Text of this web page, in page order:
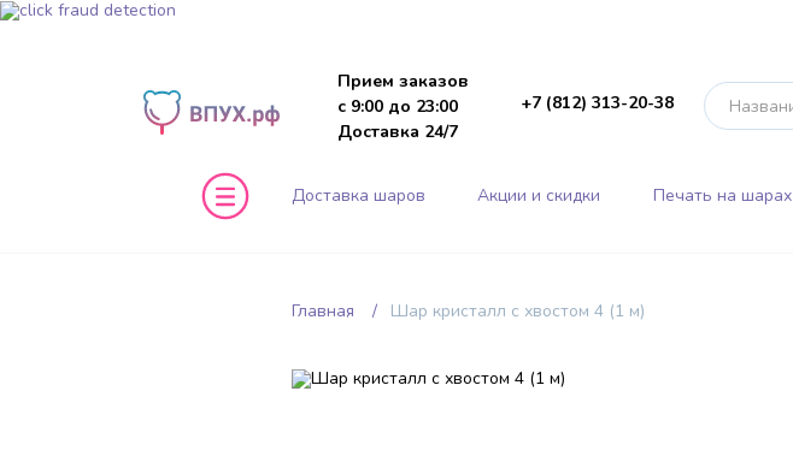
Прием заказов
с 9:00 до 23:00
Доставка 24/7
+7 (812) 313-20-38
Доставка шаров Акции и скидки Печать на шарах
Главная Шар кристалл с хвостом 4 (1 м)